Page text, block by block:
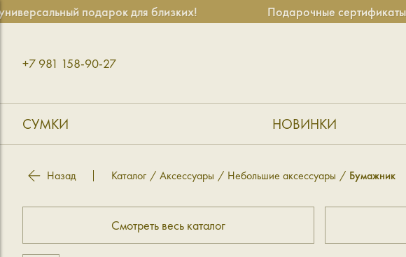
подарок для близких! Подарочные
+7 981 158-90-27
СУМКИ НОВИНКИ
Назад Каталог Аксессуары Небольшие аксессуары Бумажник
Смотреть весь каталог